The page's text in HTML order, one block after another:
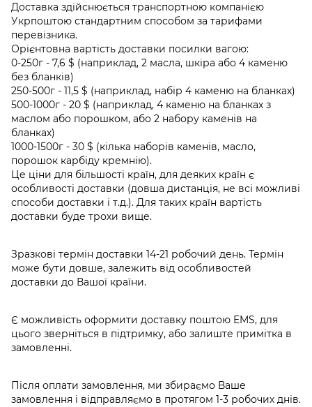
Доставка здійснюється транспортною компанією
Укрпоштою стандартним способом за тарифами
перевізника.
Орієнтовна вартість доставки посилки вагою:
0-250г - 7,6 $ (наприклад, 2 масла, шкіра або 4 каменю
без бланків)
250-500г - 11,5 $ (наприклад, набір 4 каменю на бланках)
500-1000г - 20 $ (наприклад, 4 каменю на бланках з
маслом або порошком, або 2 набору каменів на
бланках)
1000-1500г - 30 $ (кілька наборів каменів, масло,
порошок карбіду кремнію).
Це ціни для більшості країн, для деяких країн є
особливості доставки (довша дистанція, не всі можливі
способи доставки і т.д.). Для таких країн вартість
доставки буде трохи вище.
Зразкові термін доставки 14-21 робочий день. Термін
може бути довше, залежить від особливостей
доставки до Вашої країни.
Є можливість оформити доставку поштою EMS, для
цього зверніться в підтримку, або залиште примітка в
замовленні.
Після оплати замовлення, ми збираємо Ваше
замовлення і відправляємо в протягом 1-3 робочих днів.